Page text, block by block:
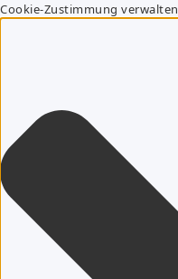
Cookie-Zustimmung verwalten